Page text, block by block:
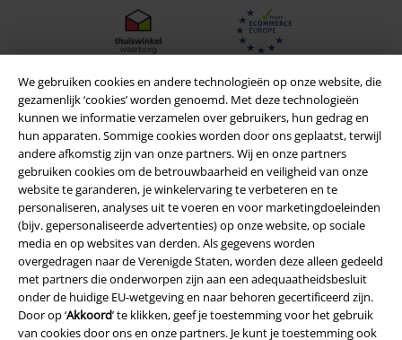
We gebruiken cookies en andere technologieën op onze website, die
gezamenlijk ‘cookies’ worden genoemd. Met deze technologieën
kunnen we informatie verzamelen over gebruikers, hun gedrag en
hun apparaten. Sommige cookies worden door ons geplaatst, terwijl
andere afkomstig zijn van onze partners. Wij en onze partners
gebruiken cookies om de betrouwbaarheid en veiligheid van onze
website te garanderen, je winkelervaring te verbeteren en te
personaliseren, analyses uit te voeren en voor marketingdoeleinden
(bijv. gepersonaliseerde advertenties) op onze website, op sociale
media en op websites van derden. Als gegevens worden
overgedragen naar de Verenigde Staten, worden deze alleen gedeeld
met partners die onderworpen zijn aan een adequaatheidsbesluit
onder de huidige EU-wetgeving en naar behoren gecertificeerd zijn.
Door op ‘Akkoord’ te klikken, geef je toestemming voor het gebruik
van cookies door ons en onze partners. Je kunt je toestemming ook
Legal
Algemene Voorwaarden
Bedrijfsgegevens